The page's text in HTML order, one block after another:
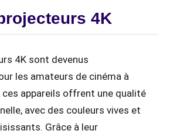
4K
4K sont devenus
les amateurs de cinéma à
ces appareils offrent une qualité
avec des couleurs vives et
Grâce à leur